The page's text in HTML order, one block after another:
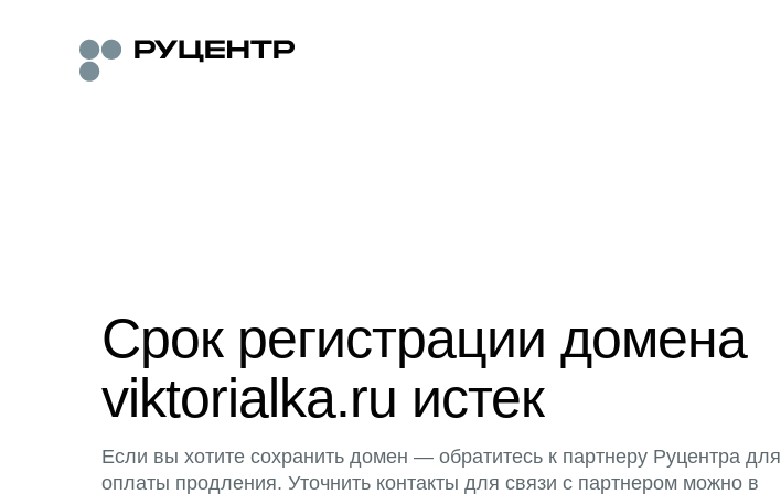
Срок регистрации домена
viktorialka.ru истек
Если вы хотите сохранить домен — обратитесь к партнеру Руцентра для
оплаты продления. Уточнить контакты для связи с партнером можно в